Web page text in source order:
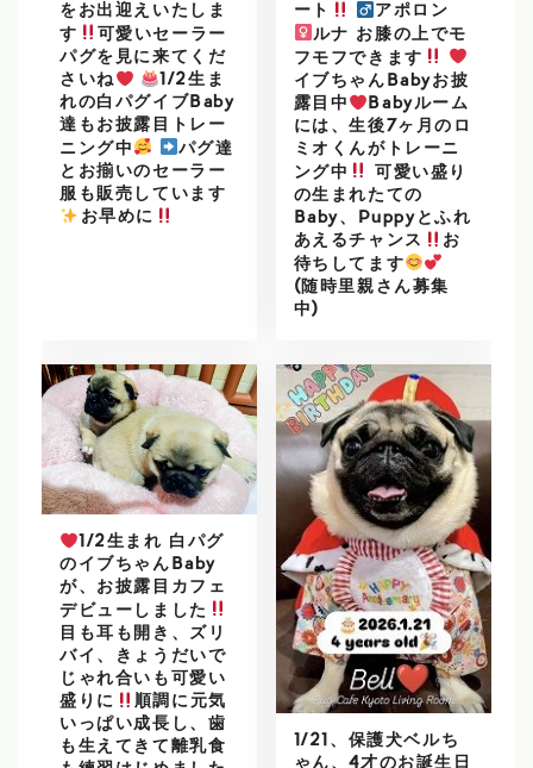
をお出迎えいたしま
す
可愛いセーラー
パグを見に来てくだ
さいね
1/2生ま
れの白パグイブBaby
達もお披露目トレー
ニング中
パグ達
とお揃いのセーラー
服も販売しています
お早めに
ート
アポロン
ルナ お膝の上でモ
フモフできます
イブちゃんBabyお披
露目中
Babyルーム
には、生後7ヶ月のロ
ミオくんがトレーニ
ング中
可愛い盛り
の生まれたての
Baby、Puppyとふれ
あえるチャンス
お
待ちしてます
(随時里親さん募集
中)
1/2生まれ 白パグ
のイブちゃんBaby
が、お披露目カフェ
デビューしました
目も耳も開き、ズリ
バイ、きょうだいで
じゃれ合いも可愛い
盛りに
順調に元気
いっぱい成長し、歯
も生えてきて離乳食
1/21、保護犬ベルち
ゃん、4才のお誕生日